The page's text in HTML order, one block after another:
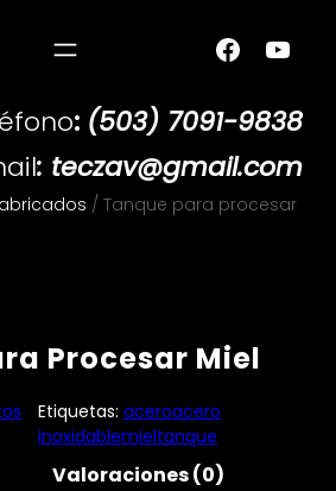
: (503) 7091-9838
: teczav@gmail.com
/ Tanque para procesar
Procesar Miel
Etiquetas: aceroacero
inoxidablemieltanque
Valoraciones (0)